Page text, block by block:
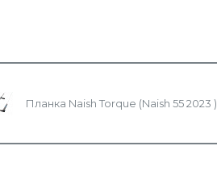
Планка Naish Torque (Naish 55 2023 )